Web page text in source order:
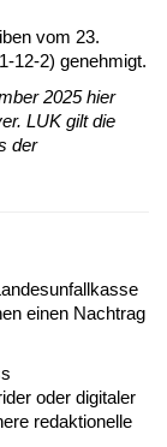
vom 23.
12-2) genehmigt.
2025 hier
LUK gilt die
der
einen Nachtrag
oder digitaler
redaktionelle